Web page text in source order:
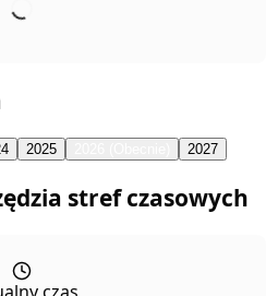
2025 2027
stref czasowych